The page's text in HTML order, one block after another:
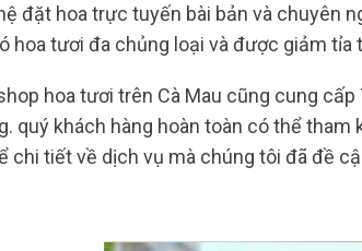
đặt hoa trực tuyến bài bản và chuyên
hoa tươi đa chủng loại và được giảm
hoa tươi trên Cà Mau cũng cung
quý khách hàng hoàn toàn có thể
chi tiết về dịch vụ mà chúng tôi đã đề